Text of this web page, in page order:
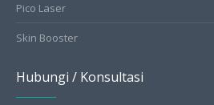
Pico Laser
Skin Booster
Hubungi / Konsultasi